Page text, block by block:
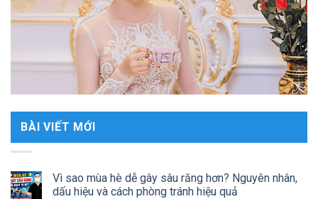
BÀI VIẾT MỚI
Vì sao mùa hè dễ gây sâu răng hơn? Nguyên nhân,
dấu hiệu và cách phòng tránh hiệu quả